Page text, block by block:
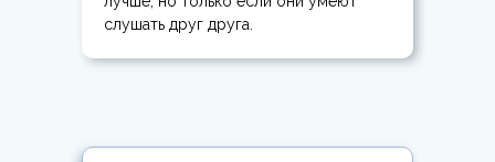
слушать друг друга.